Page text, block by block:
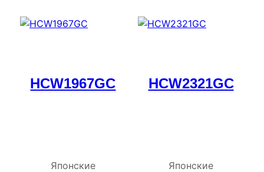
HCW1967GC
Японские
HCW2321GC
Японские